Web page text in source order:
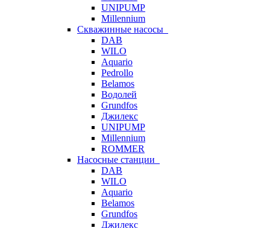
UNIPUMP
Millennium
Скважинные насосы
DAB
WILO
Aquario
Pedrollo
Belamos
Водолей
Grundfos
Джилекс
UNIPUMP
Millennium
ROMMER
Насосные станции
DAB
WILO
Aquario
Belamos
Grundfos
Джилекс